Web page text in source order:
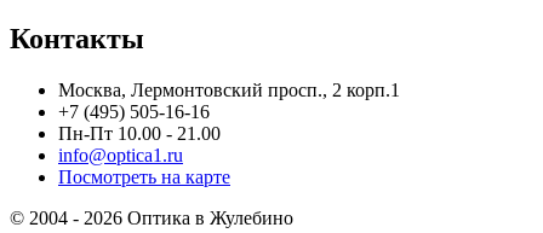
Контакты
Москва, Лермонтовский просп., 2 корп.1
+7 (495) 505-16-16
Пн-Пт 10.00 - 21.00
info@optica1.ru
Посмотреть на карте
© 2004 - 2026 Оптика в Жулебино